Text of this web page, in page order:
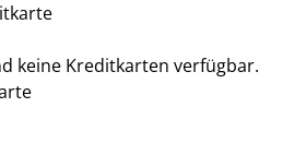
keine Kreditkarten verfügbar.